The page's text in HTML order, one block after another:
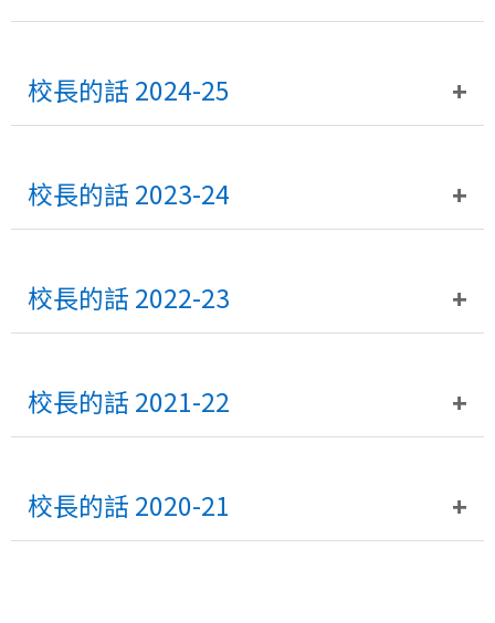
校長的話 2024-25
校長的話 2023-24
校長的話 2022-23
校長的話 2021-22
校長的話 2020-21